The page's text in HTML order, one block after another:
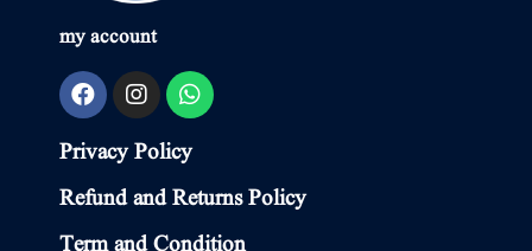
my account
Privacy Policy
Refund and Returns Policy